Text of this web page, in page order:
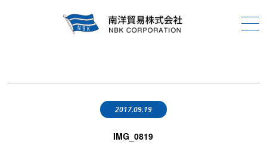
2017.09.19
IMG_0819